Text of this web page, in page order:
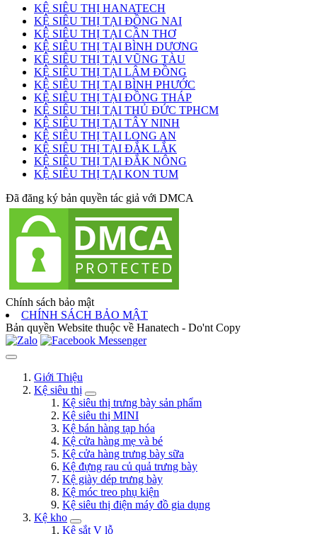
KỆ SIÊU THỊ HANATECH
KỆ SIÊU THỊ TẠI ĐỒNG NAI
KỆ SIÊU THỊ TẠI CẦN THƠ
KỆ SIÊU THỊ TẠI BÌNH DƯƠNG
KỆ SIÊU THỊ TẠI VŨNG TÀU
KỆ SIÊU THỊ TẠI LÂM ĐỒNG
KỆ SIÊU THỊ TẠI BÌNH PHƯỚC
KỆ SIÊU THỊ TẠI ĐỒNG THÁP
KỆ SIÊU THỊ TẠI THỦ ĐỨC TPHCM
KỆ SIÊU THỊ TẠI TÂY NINH
KỆ SIÊU THỊ TẠI LONG AN
KỆ SIÊU THỊ TẠI ĐẮK LẮK
KỆ SIÊU THỊ TẠI ĐẮK NÔNG
KỆ SIÊU THỊ TẠI KON TUM
Đã đăng ký bản quyền tác giả với DMCA
Chính sách bảo mật
CHÍNH SÁCH BẢO MẬT
Bản quyền Website thuộc về Hanatech - Do'nt Copy
Giới Thiệu
Kệ siêu thị
Kệ siêu thị trưng bày sản phẩm
Kệ siêu thị MINI
Kệ bán hàng tạp hóa
Kệ cửa hàng mẹ và bé
Kệ cửa hàng trưng bày sữa
Kệ đựng rau củ quả trưng bày
Kệ giày dép trưng bày
Kệ móc treo phụ kiện
Kệ siêu thị điện máy đồ gia dụng
Kệ kho
Kệ sắt V lỗ